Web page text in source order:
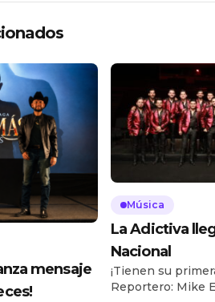
mensaje
Música
La Adictiva
Nacional
¡Tienen su
Reportero: Mike